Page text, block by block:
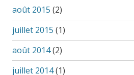
août 2015 (2)
juillet 2015 (1)
août 2014(2)
juillet 2014(1)